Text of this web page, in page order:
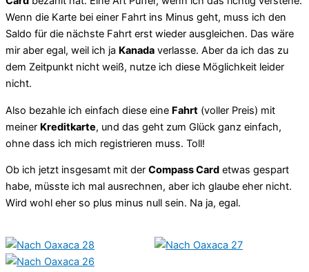
Wenn die Karte bei einer Fahrt ins Minus geht, muss ich den
Saldo für die nächste Fahrt erst wieder ausgleichen. Das wäre
mir aber egal, weil ich ja Kanada verlasse. Aber da ich das zu
dem Zeitpunkt nicht weiß, nutze ich diese Möglichkeit leider
nicht.
Also bezahle ich einfach diese eine Fahrt (voller Preis) mit
meiner Kreditkarte, und das geht zum Glück ganz einfach,
ohne dass ich mich registrieren muss. Toll!
Ob ich jetzt insgesamt mit der Compass Card etwas gespart
habe, müsste ich mal ausrechnen, aber ich glaube eher nicht.
Wird wohl eher so plus minus null sein. Na ja, egal.